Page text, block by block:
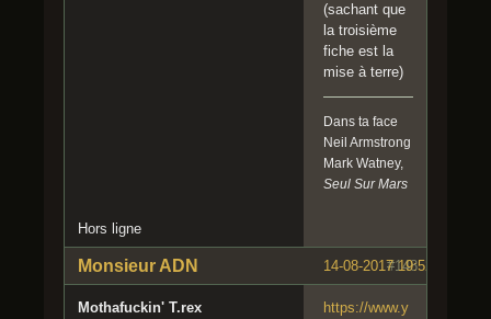
(sachant que
la troisième
fiche est la
mise à terre)
Dans ta face
Neil Armstrong
Mark Watney,
Seul Sur Mars
Hors ligne
#148
14-08-2017 19:52:07
Monsieur ADN
Mothafuckin' T.rex
https://www.y